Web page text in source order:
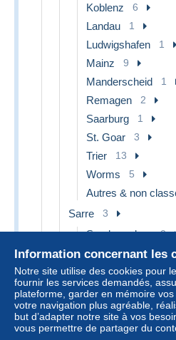
Koblenz 6
Landau 1
Ludwigshafen 1
Mainz 9
Manderscheid 1
Remagen 2
Saarburg 1
St. Goar 3
Trier 13
Worms 5
Autres & non
Sarre 3
Saarbruecken 2
Autres & non
Saxe 150
Annaberg-
Bad Dueben 1
Bad Elster 2
Information concernant les
Notre site utilise des cookies pour
fournir les services demandés,
plateforme, garder en mémoire
votre navigation plus agréable,
but d’adapter notre site à vos
vous permettre de partager du